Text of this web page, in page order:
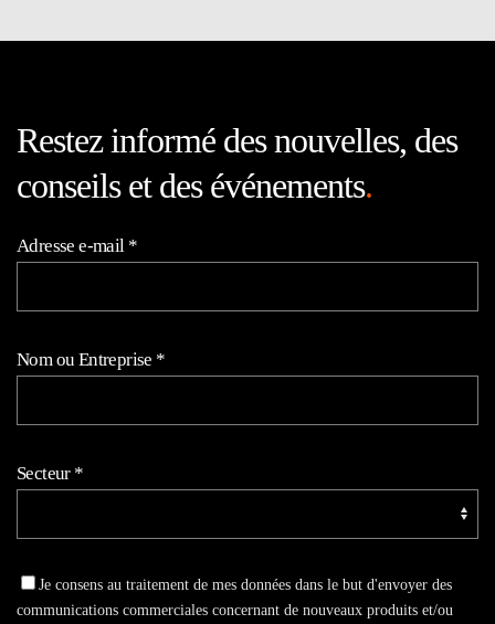
Restez informé des nouvelles, des
conseils et des événements.
Adresse e-mail *
Nom ou Entreprise *
Secteur *
Je consens au traitement de mes données dans le but d'envoyer des
communications commerciales concernant de nouveaux produits et/ou